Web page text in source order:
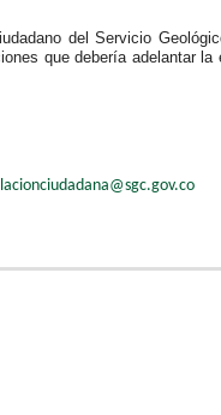
del Servicio
que debería adelantar la